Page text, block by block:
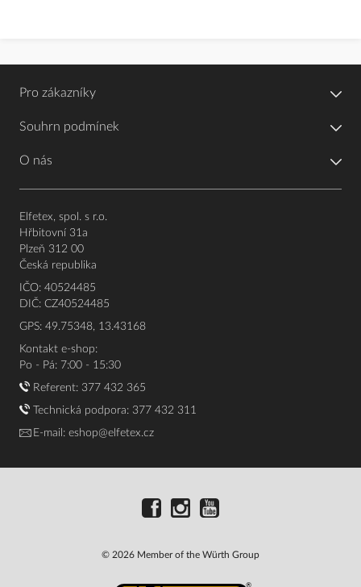
Pro zákazníky
Souhrn podmínek
O nás
Elfetex, spol. s r.o.
Hřbitovní 31a
Plzeň 312 00
Česká republika
IČO: 40524485
DIČ: CZ40524485
GPS: 49.75348, 13.43168
Kontakt e-shop:
Po - Pá: 7:00 - 15:30
Referent: 377 432 365
Technická podpora: 377 432 311
E-mail: eshop@elfetex.cz
© 2026 Member of the Würth Group